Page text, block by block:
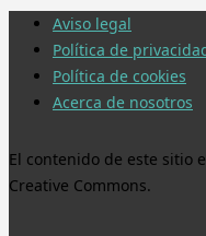
Aviso legal
Política de
Política de cookies
Acerca de nosotros
El contenido de este sitio
Creative Commons.